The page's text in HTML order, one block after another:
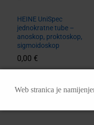
HEINE UniSpec
jednokratne tube –
anoskop, proktoskop,
sigmoidoskop
0,00 €
Web stranica je